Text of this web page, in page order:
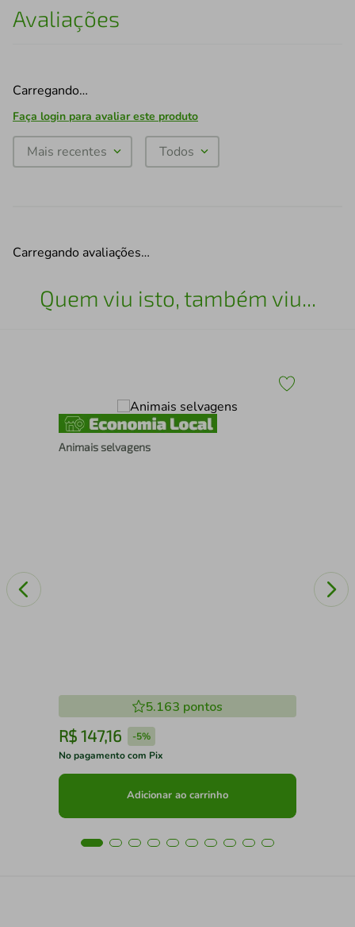
Avaliações
Carregando…
Faça login para avaliar este produto
Mais recentes Todos
Carregando avaliações…
Quem viu isto, também viu...
Animais selvagens
5.163 pontos
R$ 147,16 -5%
No pagamento com Pix
Adicionar ao carrinho